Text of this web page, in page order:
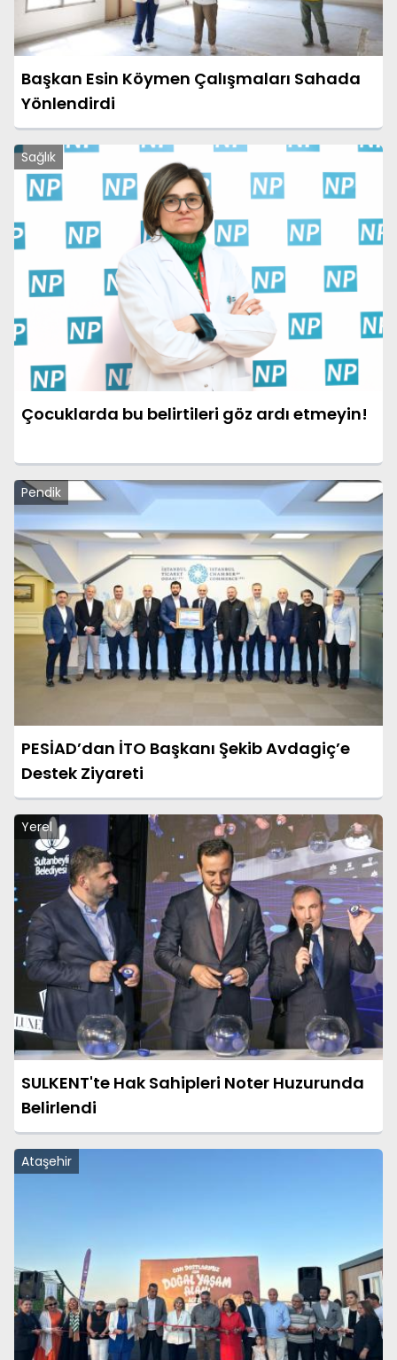
Başkan Esin Köymen Çalışmaları Sahada
Yönlendirdi
Sağlık
Çocuklarda bu belirtileri göz ardı etmeyin!
Pendik
PESİAD’dan İTO Başkanı Şekib Avdagiç’e
Destek Ziyareti
Yerel
SULKENT'te Hak Sahipleri Noter Huzurunda
Belirlendi
Ataşehir